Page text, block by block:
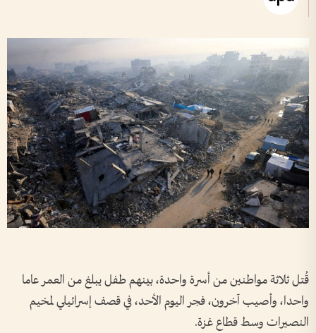
قُتل ثلاثة مواطنين من أسرة واحدة، بينهم طفل يبلغ من العمر عاما
واحدا، وأصيب آخرون، فجر اليوم الأحد، في قصف إسرائيلي لمخيم
النصيرات وسط قطاع غزة.